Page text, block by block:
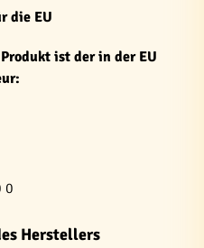
die EU
ist der in der EU
0
Herstellers